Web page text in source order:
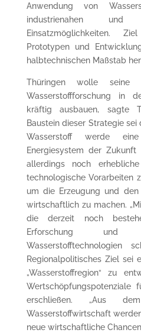
Anwendung von
industrienahen und
Einsatzmöglichkeiten.
Prototypen und
halbtechnischen Maßstab
Thüringen wolle seine
Wasserstoffforschung in
kräftig ausbauen, sagte
Baustein dieser Strategie
Wasserstoff werde
Energiesystem der
allerdings noch
technologische Vorarbeiten
um die Erzeugung und den
wirtschaftlich zu machen.
die derzeit noch
Erforschung und
Wasserstofftechnologien
Regionalpolitisches Ziel sei
„Wasserstoffregion“ zu
Wertschöpfungspotenziale
erschließen. „Aus
Wasserstoffwirtschaft
neue wirtschaftliche